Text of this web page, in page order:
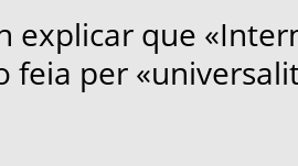
explicar que
feia per